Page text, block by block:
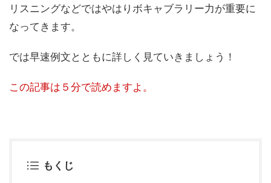
リスニングなどではやはりボキャブラリー力が重要に
なってきます。
では早速例文とともに詳しく見ていきましょう！
この記事は５分で読めますよ。
もくじ